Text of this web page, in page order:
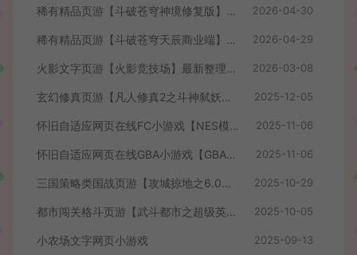
稀有精品页游【斗破苍穹神境修复版】最新整理单机一键即玩镜像端+Linux手工服务端+管理后台+详细搭建教程 2026-04-30
稀有精品页游【斗破苍穹天辰商业端】最新整理单机一键即玩镜像端+Linux手工服务端+管理后台+详细搭建教程+视频教程 2026-04-29
火影文字页游【火影竞技场】最新整理WIN系服务端+管理后台+详细搭建教程 2026-03-08
玄幻修真页游【凡人修真2之斗神弑妖】最新整理WIN系服务端+GM工具+详细搭建教程+外网教程 2025-12-05
怀旧自适应网页在线FC小游戏【NES模拟器】最新整理WIN系服务端+Linux手工服务端+管理后台+支持手柄+存档 2025-11-06
怀旧自适应网页在线GBA小游戏【GBA模拟器】最新整理WIN系服务端+Linux手工服务端+管理后台+支持手柄+存档 2025-11-06
三国策略类国战页游【攻城掠地之6.0东吴大帝版】最新整理WIN系服务端+管理后台+详细外网教程 2025-10-29
都市闯关格斗页游【武斗都市之超级英雄】最新整理Win系服务端+货币修改教程+详细外网搭建教程 2025-10-05
小农场文字网页小游戏 2025-09-13